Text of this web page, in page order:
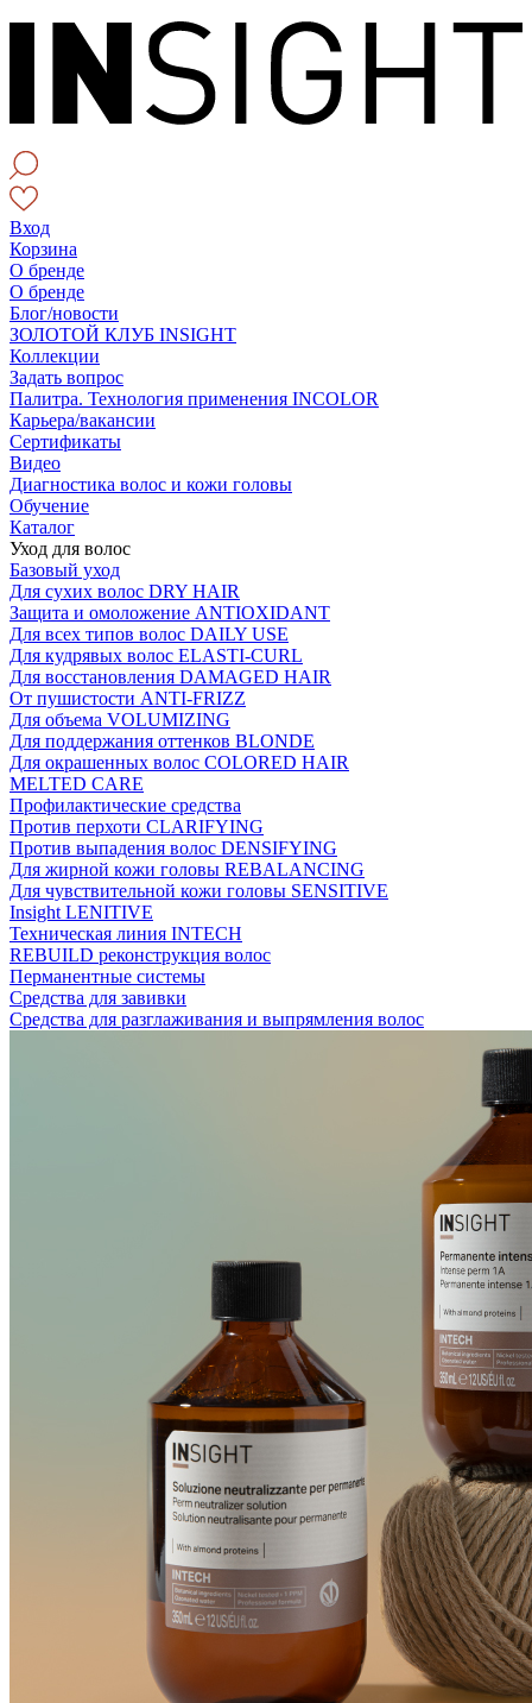
Вход
Корзина
О бренде
О бренде
Блог/новости
ЗОЛОТОЙ КЛУБ INSIGHT
Коллекции
Задать вопрос
Палитра. Технология применения INCOLOR
Карьера/вакансии
Сертификаты
Видео
Диагностика волос и кожи головы
Обучение
Каталог
Уход для волос
Базовый уход
Для сухих волос DRY HAIR
Защита и омоложение ANTIOXIDANT
Для всех типов волос DAILY USE
Для кудрявых волос ELASTI-CURL
Для восстановления DAMAGED HAIR
От пушистости ANTI-FRIZZ
Для объема VOLUMIZING
Для поддержания оттенков BLONDE
Для окрашенных волос COLORED HAIR
MELTED CARE
Профилактические средства
Против перхоти CLARIFYING
Против выпадения волос DENSIFYING
Для жирной кожи головы REBALANCING
Для чувствительной кожи головы SENSITIVE
Insight LENITIVE
Техническая линия INTECH
REBUILD реконструкция волос
Перманентные системы
Средства для завивки
Средства для разглаживания и выпрямления волос